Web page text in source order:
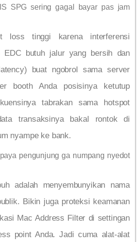
SPG sering gagal bayar pas jam
loss tinggi karena interferensi
EDC butuh jalur yang bersih dan
buat ngobrol sama server
booth Anda posisinya ketutup
tabrakan sama hotspot
transaksinya bakal rontok di
nyampe ke bank.
pengunjung ga numpang nyedot
adalah menyembunyikan nama
Bikin juga proteksi keamanan
Mac Address Filter di settingan
point Anda. Jadi cuma alat-alat